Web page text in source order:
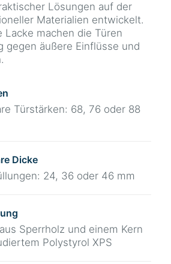
Lösungen auf der
Materialien entwickelt.
machen die Türen
gegen äußere Einflüsse und
Türstärken: 68, 76 oder 88
Dicke
24, 36 oder 46 mm
Sperrholz und einem Kern
Polystyrol XPS